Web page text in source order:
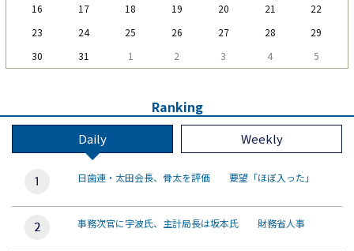
16
17 18 19 20 21
22
23
24 25 26 27 28
29
30
31 1 2 3 4 5
Ranking
Daily Weekly
日歯連・太田会長、骨太を評価 要望「ほぼ入った」
事務次官に宇波氏、主計局長は坂本氏 財務省人事